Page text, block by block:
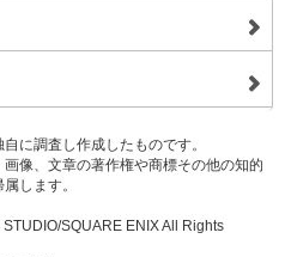
に調査し作成したものです。
像、文章の著作権や商標その他の知的
します。
SQUARE ENIX All Rights